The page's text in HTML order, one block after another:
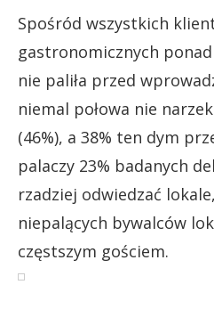
Spośród wszystkich
gastronomicznych
nie paliła przed
niemal połowa nie
(46%), a 38% ten dym
palaczy 23% badanych
rzadziej odwiedzać
niepalących bywalców
częstszym gościem.